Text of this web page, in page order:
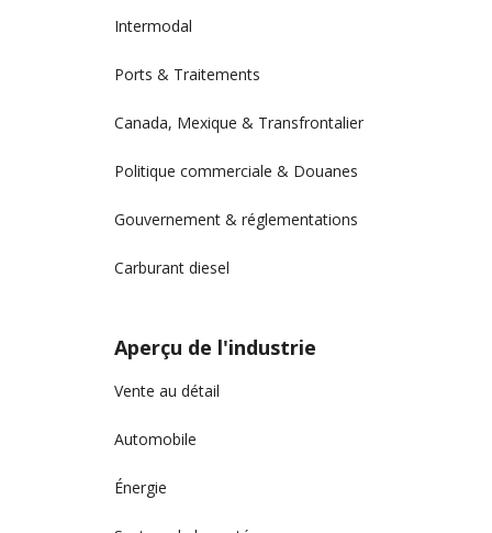
Intermodal
Ports & Traitements
Canada, Mexique & Transfrontalier
Politique commerciale & Douanes
Gouvernement & réglementations
Carburant diesel
Aperçu de l'industrie
Vente au détail
Automobile
Énergie